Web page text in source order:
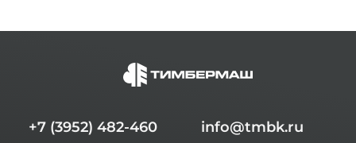
+7 (3952) 482-460 info@tmbk.ru